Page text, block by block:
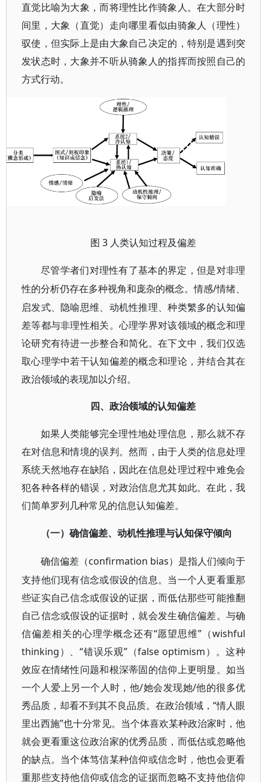
直觉比喻为大象，而将理性比作骑象人。在大部分时
间里，大象（直觉）走向哪里看似由骑象人（理性）
驭使，但实际上是由大象自己决定的，特别是遇到突
发状态时，大象并不听从骑象人的指挥而按照自己的
方式行动。
图 3 人类认知过程及偏差
尽管学者们对理性有了基本的界定，但是对非理
性的分析仍存在多种视角和庞杂的概念。情感/情绪、
启发式、隐喻思维、动机性推理、种类繁多的认知偏
差等都与非理性相关。心理学界对该领域的概念和理
论研究有待进一步整合和简化。在下文中，我们仅选
取心理学中若干认知偏差的概念和理论，并结合其在
政治领域的表现加以介绍。
四、政治领域的认知偏差
如果人类能够完全理性地处理信息，那么就不存
在对信息和情境的误判。然而，由于人类的信息处理
系统天然地存在缺陷，因此在信息处理过程中难免会
犯各种各样的错误，对政治信息尤其如此。在此，我
们简单罗列几种常见的信息认知偏差。
（一）确信偏差、动机性推理与认知保守倾向
确信偏差（confirmation bias）是指人们倾向于
支持他们现有信念或假设的信息。当一个人更看重那
些证实自己信念或假设的证据，而低估那些可能推翻
自己信念或假设的证据时，就会发生确信偏差。与确
信偏差相关的心理学概念还有“愿望思维”（wishful
thinking）、“错误乐观”（false optimism）。这种
效应在情绪性问题和根深蒂固的信仰上更明显。如当
一个人爱上另一个人时，他/她会发现她/他的很多优
秀品质，却看不到其不良品质。在政治领域，“情人眼
里出西施”也十分常见。当个体喜欢某种政治家时，他
就会更看重这位政治家的优秀品质，而低估或忽略他
的缺点。当个体笃信某种信仰或信念时，他也会更看
重那些支持他信仰或信念的证据而忽略不支持他信仰